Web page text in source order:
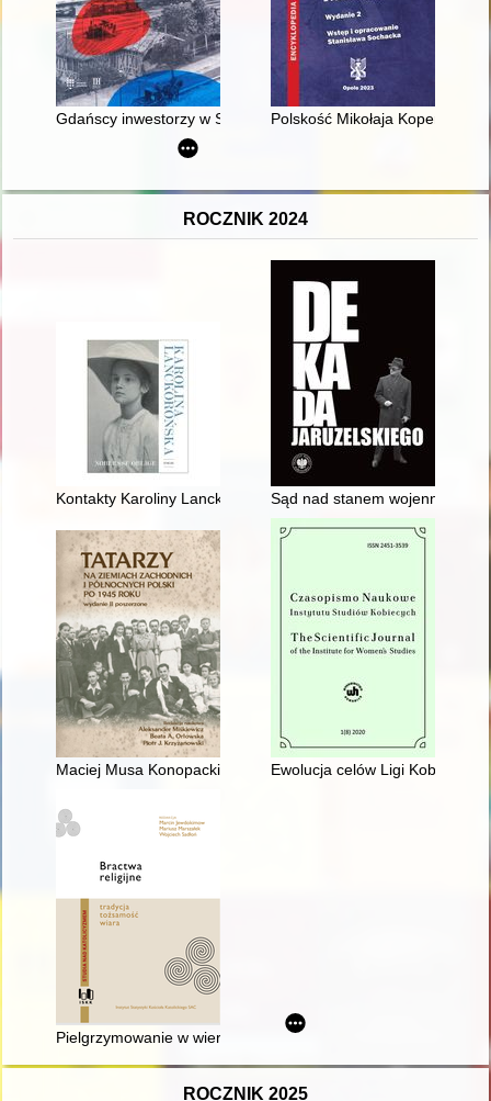
Gdańscy inwestorzy w Sopocie : prestiż finansowy i
Polskość Mikołaja Kopernika z
ROCZNIK 2024
Kontakty Karoliny Lanckorońskiej z polskim środowiskiem
Sąd nad stanem wojennym czy
Maciej Musa Konopacki - wileński Tatar z Wybrzeża
Ewolucja celów Ligi Kobiet w
Pielgrzymowanie w wierze : Konfraternia Świętego Apostoła
ROCZNIK 2025